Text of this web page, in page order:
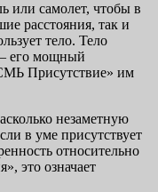
или самолет, чтобы в
расстояния, так и
тело. Тело
— его мощный
Присутствие» им
незаметную
в уме присутствует
относительно
это означает